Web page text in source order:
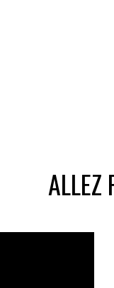
ALLEZ